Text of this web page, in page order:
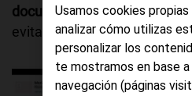
documentación del coche.
evitar más de un disgusto.
Usamos cookies
analizar cómo utilizas
personalizar los
te mostramos en base
navegación (páginas